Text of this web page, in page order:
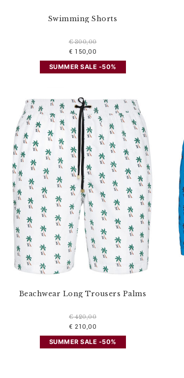
Swimming Shorts
€ 300,00
€ 150,00
SUMMER SALE -50%
Beachwear Long Trousers Palms
€ 420,00
€ 210,00
SUMMER SALE -50%